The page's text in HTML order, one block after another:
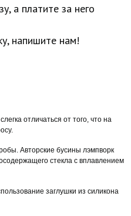
а платите за него
напишите нам!
отличаться от того, что на
Авторские бусины лэмпворк
стекла с вплавлением
заглушки из силикона